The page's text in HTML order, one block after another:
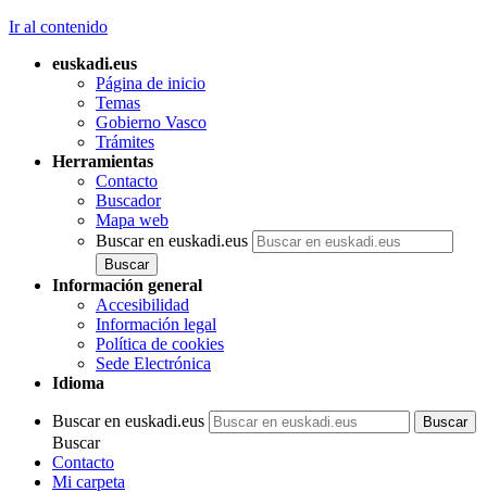
Ir al contenido
euskadi.eus
Página de inicio
Temas
Gobierno Vasco
Trámites
Herramientas
Contacto
Buscador
Mapa web
Buscar en euskadi.eus
Información general
Accesibilidad
Información legal
Política de cookies
Sede Electrónica
Idioma
Buscar en euskadi.eus
Buscar
Contacto
Mi carpeta